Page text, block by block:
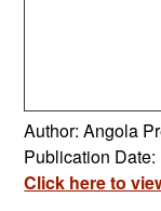
Author: Angola
Publication
Click here to